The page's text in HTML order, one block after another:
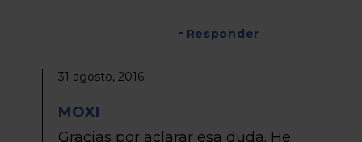
Responder
31 agosto, 2016
MOXI
Gracias por aclarar esa duda. He